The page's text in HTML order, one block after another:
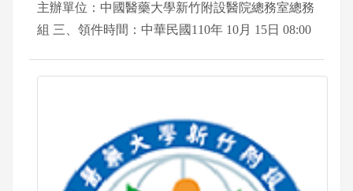
主辦單位：中國醫藥大學新竹附設醫院總務室總務
組 三、領件時間：中華民國110年 10月 15日 08:00
學新竹附設醫院地下一樓 總務室總務組 五、連絡